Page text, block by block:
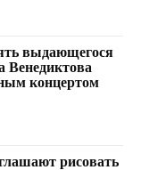
выдающегося
Венедиктова
концертом
рисовать